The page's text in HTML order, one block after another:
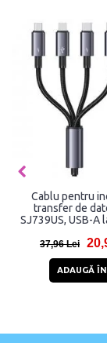
Cablu pentru
transfer de
SJ739US, USB-A
480Mbps,
37,96 Lei
ADAUGĂ ÎN